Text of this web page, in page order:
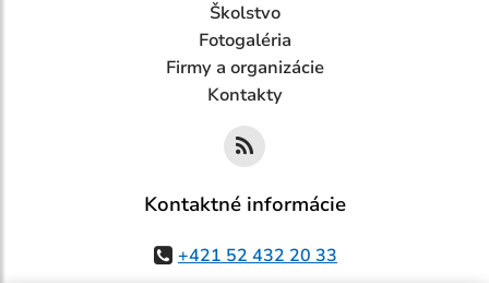
Školstvo
Fotogaléria
Firmy a organizácie
Kontakty
Kontaktné informácie
+421 52 432 20 33